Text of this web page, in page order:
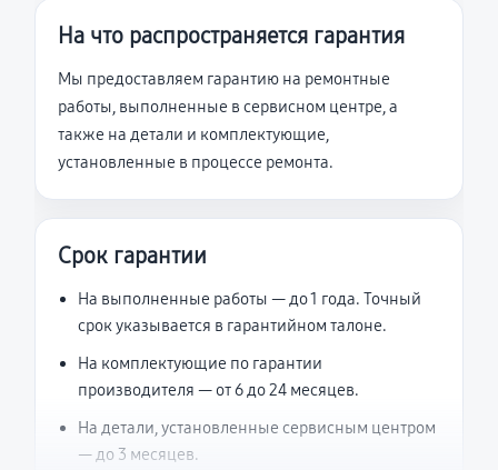
На что распространяется гарантия
Мы предоставляем гарантию на ремонтные
работы, выполненные в сервисном центре, а
также на детали и комплектующие,
установленные в процессе ремонта.
Срок гарантии
На выполненные работы — до 1 года. Точный
срок указывается в гарантийном талоне.
На комплектующие по гарантии
производителя — от 6 до 24 месяцев.
На детали, установленные сервисным центром
— до 3 месяцев.